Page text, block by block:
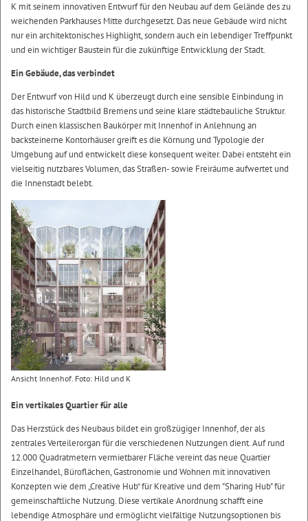
K mit seinem innovativen Entwurf für den Neubau auf dem Gelände des zu
weichenden Parkhauses Mitte durchgesetzt. Das neue Gebäude wird nicht
nur ein architektonisches Highlight, sondern auch ein lebendiger Treffpunkt
und ein wichtiger Baustein für die zukünftige Entwicklung der Stadt.
Ein Gebäude, das verbindet
Der Entwurf von Hild und K überzeugt durch eine sensible Einbindung in
das historische Stadtbild Bremens und seine klare städtebauliche Struktur.
Durch einen klassischen Baukörper mit Innenhof in Anlehnung an
backsteinerne Kontorhäuser greift es die Körnung und Typologie der
Umgebung auf und entwickelt diese konsequent weiter. Dabei entsteht ein
vielseitig nutzbares Volumen, das Straßen- sowie Freiräume aufwertet und
die Innenstadt belebt.
Ansicht Innenhof. Foto: Hild und K
Ein vertikales Quartier für alle
Das Herzstück des Neubaus bildet ein großzügiger Innenhof, der als
zentrales Verteilerorgan für die verschiedenen Nutzungen dient. Auf rund
12.000 Quadratmetern vermietbarer Fläche vereint das neue Quartier
Einzelhandel, Büroflächen, Gastronomie und Wohnen mit innovativen
Konzepten wie dem „Creative Hub“ für Kreative und dem "Sharing Hub" für
gemeinschaftliche Nutzung. Diese vertikale Anordnung schafft eine
lebendige Atmosphäre und ermöglicht vielfältige Nutzungsoptionen bis